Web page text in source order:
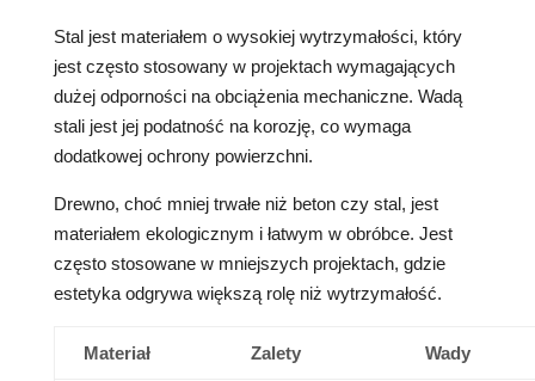
Stal jest materiałem o wysokiej wytrzymałości, który
jest często stosowany w projektach wymagających
dużej odporności na obciążenia mechaniczne. Wadą
stali jest jej podatność na korozję, co wymaga
dodatkowej ochrony powierzchni.
Drewno, choć mniej trwałe niż beton czy stal, jest
materiałem ekologicznym i łatwym w obróbce. Jest
często stosowane w mniejszych projektach, gdzie
estetyka odgrywa większą rolę niż wytrzymałość.
Materiał Zalety Wady